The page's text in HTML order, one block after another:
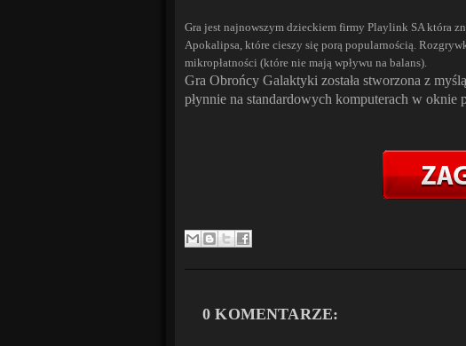
Gra jest najnowszym dzieckiem firmy Playlink SA która
Apokalipsa, które cieszy się porą popularnością.
mikropłatności (które nie mają wpływu na balans).
Gra Obrońcy Galaktyki została stworzona z
płynnie na standardowych komputerach w oknie
0 KOMENTARZE: